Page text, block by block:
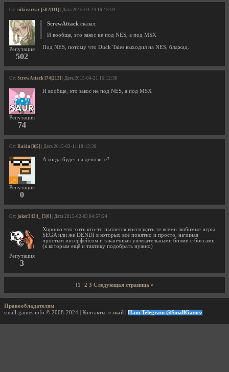
От: nikivarvar [502|111] | Дата 2015-04-24 16:13:04
Репутация
502
ScrewAttack сказал:
И вообще, это закос не под NES, а под MSX
Под NES, потому что Duck Tales выходил на NES, блджад.
От: ScrewAttack [74|213] | Дата 2015-04-21 15:12:38
Репутация
74
И вообще, это закос не под NES, а под MSX
От: Rai4u [0|5] | Дата 2015-03-11 18:13:28
Репутация
0
А когда будет на депозите?
От: joker3434_ [3|0] | Дата 2015-02-03 04:57:24
Репутация
3
Хорошо что хоть кто-то пытается воссоздать те всеми любимые игры
SEGA или же DENDI в которых всё понятно и просто, начиная
простым интерфейсом и заканчивая увлекательными боями с боссами
(к которым ещё и тактику подобрать нужно)
[1] 2 3 Следующая страница »
Правообладателям
small-games.info © 2008-2024 | Контакты: e-mail Наш Telegram @SmallGamez